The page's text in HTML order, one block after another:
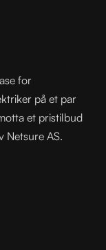
for
på et par
et pristilbud
Netsure AS.